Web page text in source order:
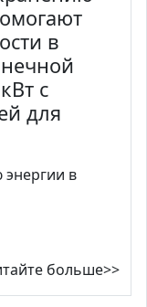
в
с
для
в
больше>>